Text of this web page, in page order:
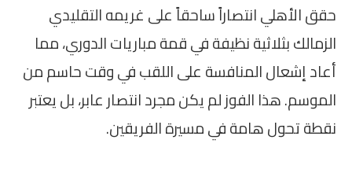
حقق الأهلي انتصاراً ساحقاً على غريمه التقليدي
الزمالك بثلاثية نظيفة في قمة مباريات الدوري، مما
أعاد إشعال المنافسة على اللقب في وقت حاسم من
الموسم. هذا الفوز لم يكن مجرد انتصار عابر، بل يعتبر
نقطة تحول هامة في مسيرة الفريقين.